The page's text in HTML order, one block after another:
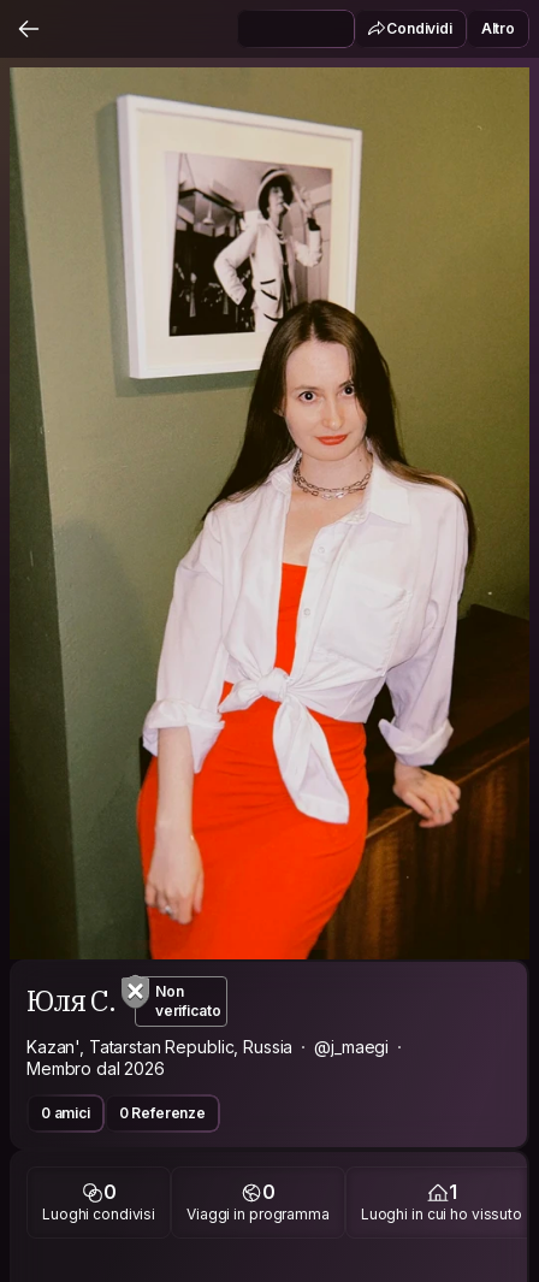
Condividi Altro
Юля С.
Non
verificato
Kazan', Tatarstan Republic, Russia
@j_maegi
Membro dal 2026
0 amici 0 Referenze
0
Luoghi condivisi
0
Viaggi in programma
1
Luoghi in cui ho vissuto